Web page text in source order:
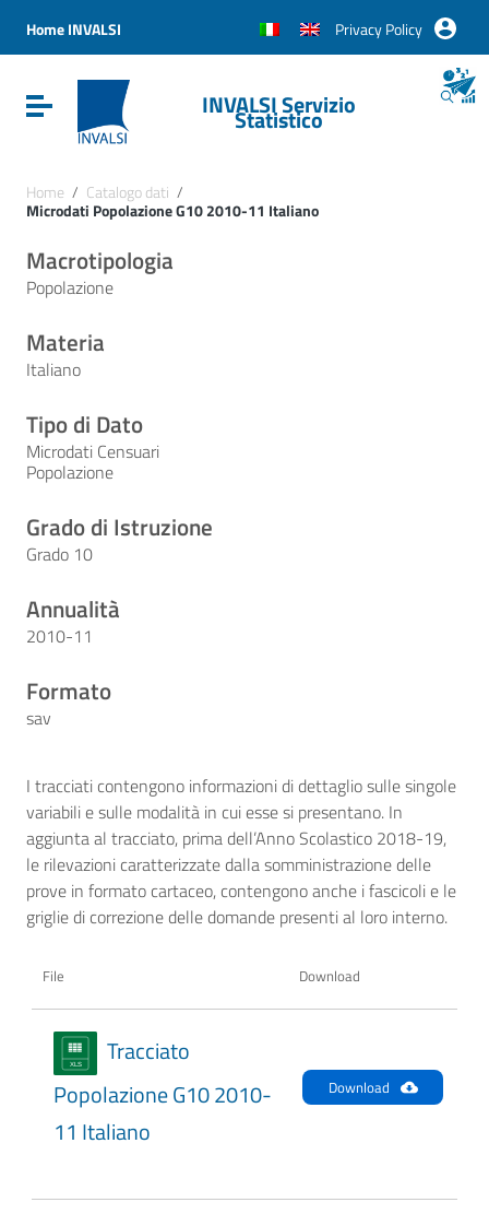
Vai al menu di navigazione
Vai al footer
Home INVALSI Privacy Policy
Attiva / disattiva la navigazioneINVALSI Servizio
Statistico
Home / Catalogo dati /
Microdati Popolazione G10 2010-11 Italiano
Macrotipologia
Popolazione
Materia
Italiano
Tipo di Dato
Microdati Censuari
Popolazione
Grado di Istruzione
Grado 10
Annualità
2010-11
Formato
sav
I tracciati contengono informazioni di dettaglio sulle singole
variabili e sulle modalità in cui esse si presentano. In
aggiunta al tracciato, prima dell’Anno Scolastico 2018-19,
le rilevazioni caratterizzate dalla somministrazione delle
prove in formato cartaceo, contengono anche i fascicoli e le
griglie di correzione delle domande presenti al loro interno.
File Download
Tracciato
Popolazione G10 2010-
11 Italiano
Download